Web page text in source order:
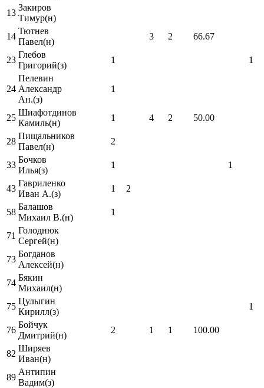
13
Закиров
Тимур(н)
14
Тютнев
Павел(н)
3 2 66.67
23
Глебов
Григорий(з)
1 1
24
Пелевин
Александр
Ан.(з)
1
25
Шиафотдинов
Камиль(н)
1 4 2 50.00
28
Пищальников
Павел(н)
2
33
Бочков
Илья(з)
1 1
43
Гавриленко
Иван А.(з)
1 2
58
Балашов
Михаил В.(н)
1
71
Голоднюк
Сергей(н)
73
Богданов
Алексей(н)
74
Бякин
Михаил(н)
75
Цулыгин
Кирилл(з)
1
76
Бойчук
Дмитрий(н)
2 1 1 100.00
82
Ширяев
Иван(н)
89
Антипин
Вадим(з)